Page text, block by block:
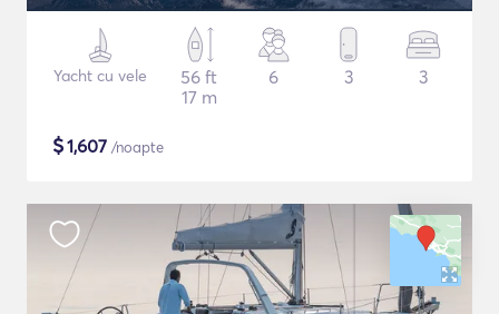
Yacht cu vele
56 ft
17 m
6 3 3
$1,607 /noapte